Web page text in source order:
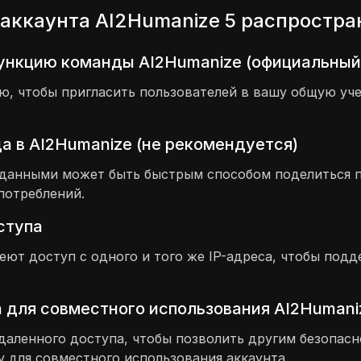
AI2Humanize 5
команды AI2Humanize
пригласить пользователей в вашу общую
AI2Humanize (не рекомендуется)
может быть быстрым способом поделиться
доступ с одного и того же IP-адреса, чтобы
совместного использования
доступа, чтобы позволить другим